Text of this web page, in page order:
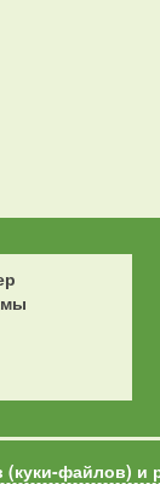
файлов) и